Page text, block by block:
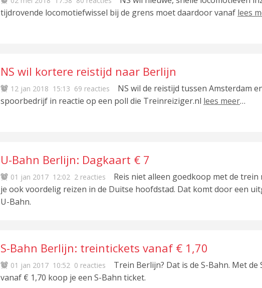
tijdrovende locomotiefwissel bij de grens moet daardoor vanaf lees
NS wil kortere reistijd naar Berlijn
12 jan 2018 15:13 69 reacties
NS wil de reistijd tussen Amsterdam
spoorbedrijf in reactie op een poll die Treinreiziger.nl lees meer…
U-Bahn Berlijn: Dagkaart € 7
01 jan 2017 12:02 2 reacties
Reis niet alleen goedkoop met de
je ook voordelig reizen in de Duitse hoofdstad. Dat komt door een
U-Bahn.
S-Bahn Berlijn: treintickets vanaf € 1,70
01 jan 2017 10:52 0 reacties
Trein Berlijn? Dat is de S-Bahn. Met
vanaf € 1,70 koop je een S-Bahn ticket.